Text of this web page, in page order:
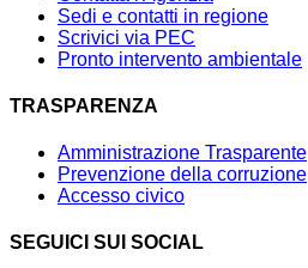
Sedi e contatti in regione
Scrivici via PEC
Pronto intervento ambientale
TRASPARENZA
Amministrazione Trasparente
Prevenzione della corruzione
Accesso civico
SEGUICI SUI SOCIAL